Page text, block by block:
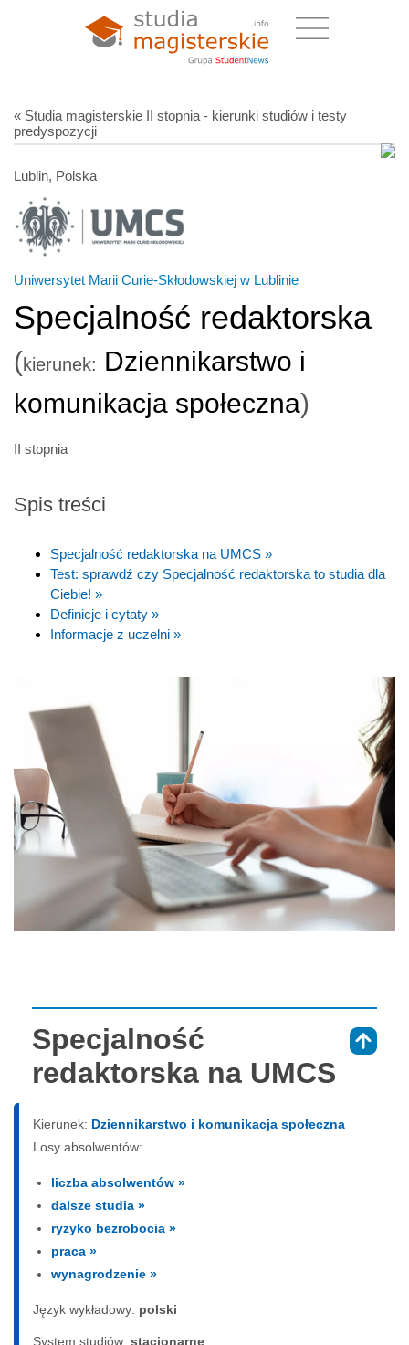
« Studia magisterskie II stopnia - kierunki studiów i testy
predyspozycji
Lublin, Polska
Uniwersytet Marii Curie-Skłodowskiej w Lublinie
Specjalność redaktorska
(kierunek: Dziennikarstwo i
komunikacja społeczna)
II stopnia
Spis treści
Specjalność redaktorska na UMCS »
Test: sprawdź czy Specjalność redaktorska to studia dla
Ciebie! »
Definicje i cytaty »
Informacje z uczelni »
Specjalność
redaktorska na UMCS
Kierunek: Dziennikarstwo i komunikacja społeczna
Losy absolwentów:
liczba absolwentów »
dalsze studia »
ryzyko bezrobocia »
praca »
wynagrodzenie »
Język wykładowy: polski
System studiów: sta­cjo­nar­ne